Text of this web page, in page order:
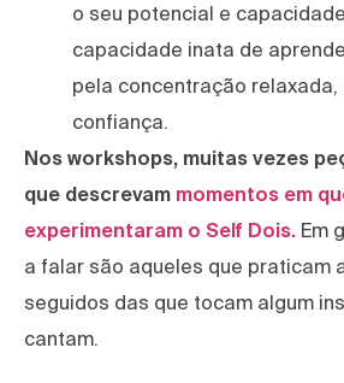
o seu potencial e
capacidade inata de
pela concentração relaxada,
confiança.
Nos workshops, muitas vezes
que descrevam momentos em
experimentaram o Self Dois. Em
a falar são aqueles que praticam
seguidos das que tocam algum
cantam.